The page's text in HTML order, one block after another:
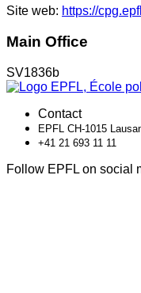
Site web: https://
Main Office
SV1836b
Contact
EPFL CH-1015
+41 21 693 11 11
Follow EPFL on social